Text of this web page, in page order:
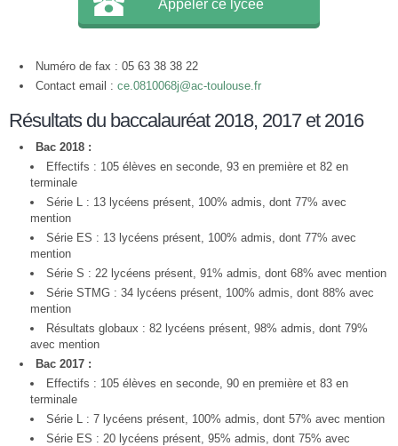
Appeler ce lycée
Numéro de fax : 05 63 38 38 22
Contact email : ce.0810068j@ac-toulouse.fr
Résultats du baccalauréat 2018, 2017 et 2016
Bac 2018 :
Effectifs : 105 élèves en seconde, 93 en première et 82 en
terminale
Série L : 13 lycéens présent, 100% admis, dont 77% avec
mention
Série ES : 13 lycéens présent, 100% admis, dont 77% avec
mention
Série S : 22 lycéens présent, 91% admis, dont 68% avec mention
Série STMG : 34 lycéens présent, 100% admis, dont 88% avec
mention
Résultats globaux : 82 lycéens présent, 98% admis, dont 79%
avec mention
Bac 2017 :
Effectifs : 105 élèves en seconde, 90 en première et 83 en
terminale
Série L : 7 lycéens présent, 100% admis, dont 57% avec mention
Série ES : 20 lycéens présent, 95% admis, dont 75% avec